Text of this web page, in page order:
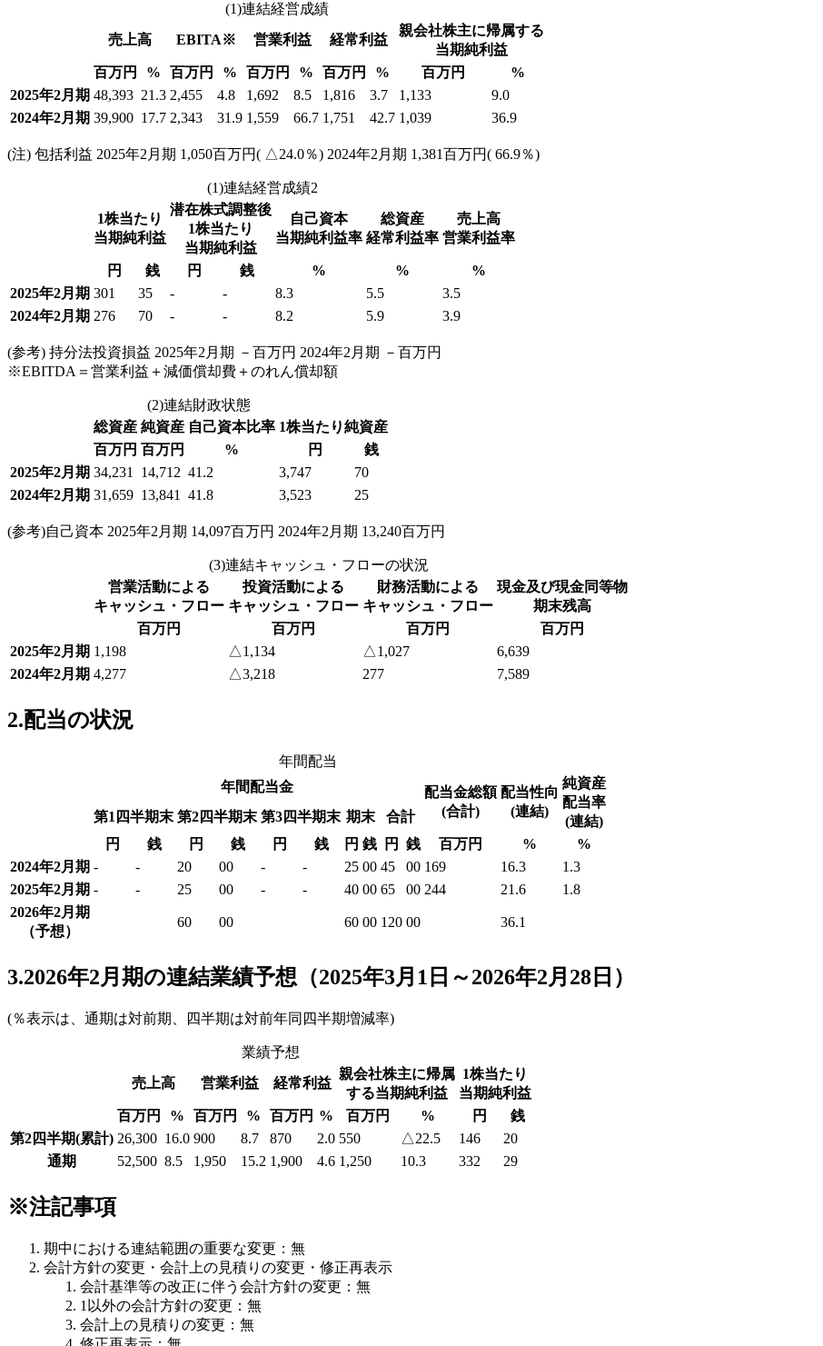
(1)連結経営成績
売上高
EBITA※ 営業利益 経常利益
親会社株主に帰属する
当期純利益
百万円
% 百万円 % 百万円 % 百万円 % 百万円
%
2025年2月期 48,393 21.3 2,455 4.8 1,692 8.5 1,816 3.7 1,133
9.0
2024年2月期 39,900 17.7 2,343 31.9 1,559 66.7 1,751 42.7 1,039 36.9
(注) 包括利益 2025年2月期 1,050百万円( △24.0％) 2024年2月期 1,381百万円( 66.9％)
(1)連結経営成績2
1株当たり
当期純利益
潜在株式調整後
1株当たり
当期純利益
自己資本
当期純利益率
総資産
経常利益率
売上高
営業利益率
円 銭 円 銭 % %
%
2025年2月期 301 35 - - 8.3 5.5
3.5
2024年2月期 276 70 - - 8.2 5.9 3.9
(参考) 持分法投資損益 2025年2月期 －百万円 2024年2月期 －百万円
※EBITDA＝営業利益＋減価償却費＋のれん償却額
(2)連結財政状態
総資産 純資産 自己資本比率 1株当たり純資産
百万円 百万円 % 円
銭
2025年2月期 34,231 14,712 41.2 3,747
70
2024年2月期 31,659 13,841 41.8 3,523 25
(参考)自己資本 2025年2月期 14,097百万円 2024年2月期 13,240百万円
(3)連結キャッシュ・フローの状況
営業活動による
キャッシュ・フロー
投資活動による
キャッシュ・フロー
財務活動による
キャッシュ・フロー
現金及び現金同等物
期末残高
百万円
百万円 百万円
百万円
2025年2月期 1,198 △1,134 △1,027
6,639
2024年2月期 4,277 △3,218 277 7,589
2.配当の状況
年間配当
年間配当金
配当金総額
(合計)
配当性向
(連結)
純資産
配当率
(連結)
第1四半期末 第2四半期末 第3四半期末 期末
合計
円
銭 円 銭 円 銭 円 銭 円 銭 百万円 %
%
2024年2月期 - - 20 00 - - 25 00 45 00 169 16.3
1.3
2025年2月期 - - 25 00 - - 40 00 65 00 244 21.6
1.8
2026年2月期
（予想）
60 00 60 00 120 00 36.1
3.2026年2月期の連結業績予想（2025年3月1日～2026年2月28日）
(％表示は、通期は対前期、四半期は対前年同四半期増減率)
業績予想
売上高
営業利益 経常利益
親会社株主に帰属
する当期純利益
1株当たり
当期純利益
百万円
% 百万円 % 百万円 % 百万円 % 円
銭
第2四半期(累計) 26,300 16.0 900 8.7 870 2.0 550 △22.5 146
20
通期
52,500 8.5 1,950 15.2 1,900 4.6 1,250 10.3 332 29
※注記事項
期中における連結範囲の重要な変更：無
会計方針の変更・会計上の見積りの変更・修正再表示
会計基準等の改正に伴う会計方針の変更：無
1以外の会計方針の変更：無
会計上の見積りの変更：無